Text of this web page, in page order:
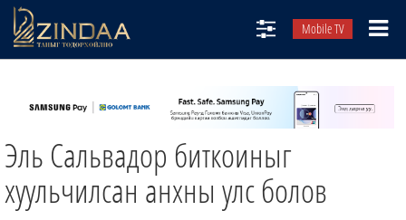
Mobile TV
ТВ8
ӨГЛӨӨНИЙ СОНИН
ЗИНДАА СЭТГҮҮЛ
Эль Сальвадор биткоиныг
хуульчилсан анхны улс болов